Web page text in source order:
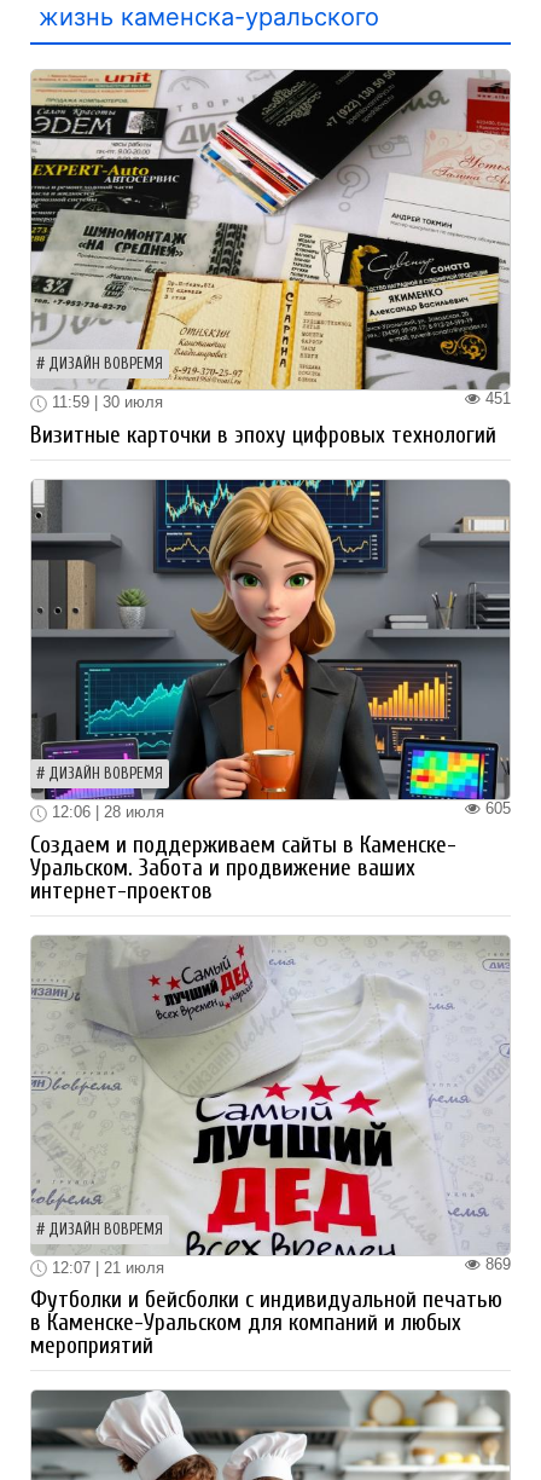
жизнь каменска-уральского
ДИЗАЙН ВОВРЕМЯ
451
11:59 | 30 июля
Визитные карточки в эпоху цифровых технологий
ДИЗАЙН ВОВРЕМЯ
605
12:06 | 28 июля
Создаем и поддерживаем сайты в Каменске-
Уральском. Забота и продвижение ваших
интернет-проектов
ДИЗАЙН ВОВРЕМЯ
869
12:07 | 21 июля
Футболки и бейсболки с индивидуальной печатью
в Каменске-Уральском для компаний и любых
мероприятий